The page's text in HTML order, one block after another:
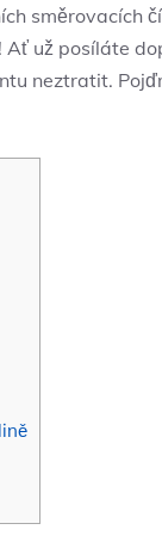
směrovacích
už posíláte
neztratit.